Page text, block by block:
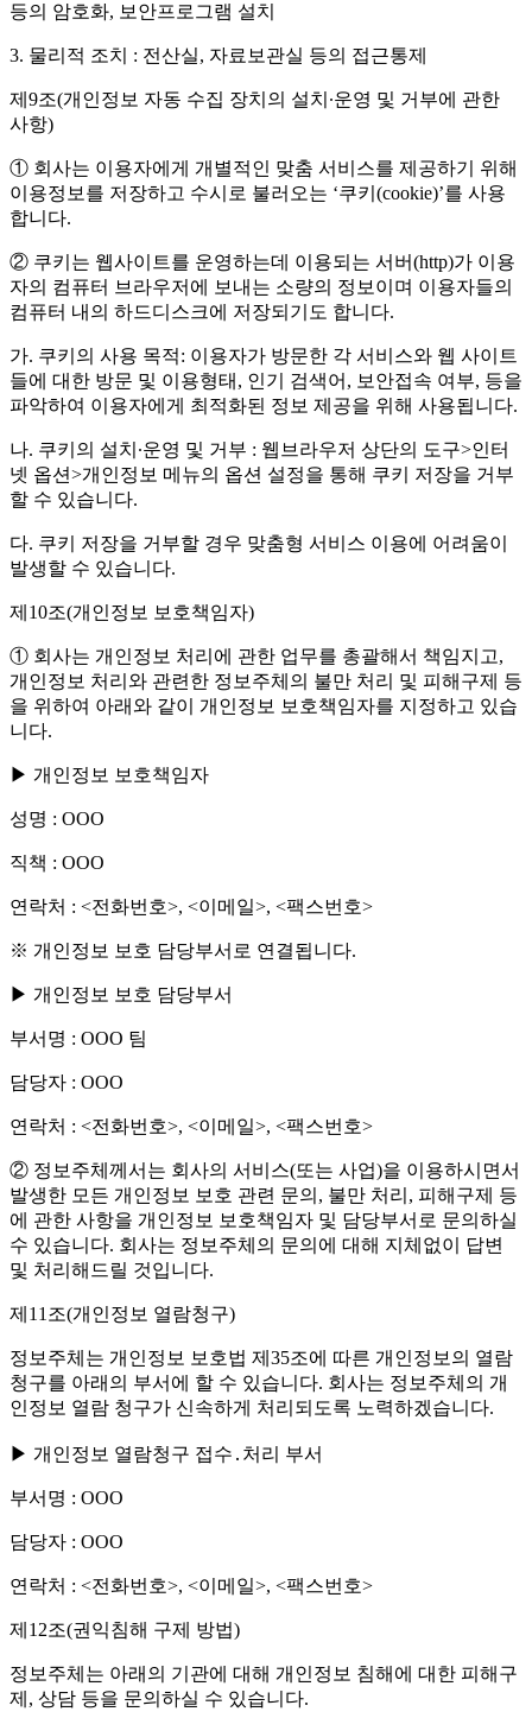
등의 암호화, 보안프로그램 설치
3. 물리적 조치 : 전산실, 자료보관실 등의 접근통제
제9조(개인정보 자동 수집 장치의 설치∙운영 및 거부에 관한
사항)
① 회사는 이용자에게 개별적인 맞춤 서비스를 제공하기 위해
이용정보를 저장하고 수시로 불러오는 ‘쿠키(cookie)’를 사용
합니다.
② 쿠키는 웹사이트를 운영하는데 이용되는 서버(http)가 이용
자의 컴퓨터 브라우저에 보내는 소량의 정보이며 이용자들의
컴퓨터 내의 하드디스크에 저장되기도 합니다.
가. 쿠키의 사용 목적: 이용자가 방문한 각 서비스와 웹 사이트
들에 대한 방문 및 이용형태, 인기 검색어, 보안접속 여부, 등을
파악하여 이용자에게 최적화된 정보 제공을 위해 사용됩니다.
나. 쿠키의 설치∙운영 및 거부 : 웹브라우저 상단의 도구>인터
넷 옵션>개인정보 메뉴의 옵션 설정을 통해 쿠키 저장을 거부
할 수 있습니다.
다. 쿠키 저장을 거부할 경우 맞춤형 서비스 이용에 어려움이
발생할 수 있습니다.
제10조(개인정보 보호책임자)
① 회사는 개인정보 처리에 관한 업무를 총괄해서 책임지고,
개인정보 처리와 관련한 정보주체의 불만 처리 및 피해구제 등
을 위하여 아래와 같이 개인정보 보호책임자를 지정하고 있습
니다.
▶ 개인정보 보호책임자
성명 : OOO
직책 : OOO
연락처 : <전화번호>, <이메일>, <팩스번호>
※ 개인정보 보호 담당부서로 연결됩니다.
▶ 개인정보 보호 담당부서
부서명 : OOO 팀
담당자 : OOO
연락처 : <전화번호>, <이메일>, <팩스번호>
② 정보주체께서는 회사의 서비스(또는 사업)을 이용하시면서
발생한 모든 개인정보 보호 관련 문의, 불만 처리, 피해구제 등
에 관한 사항을 개인정보 보호책임자 및 담당부서로 문의하실
수 있습니다. 회사는 정보주체의 문의에 대해 지체없이 답변
및 처리해드릴 것입니다.
제11조(개인정보 열람청구)
정보주체는 개인정보 보호법 제35조에 따른 개인정보의 열람
청구를 아래의 부서에 할 수 있습니다. 회사는 정보주체의 개
인정보 열람 청구가 신속하게 처리되도록 노력하겠습니다.
▶ 개인정보 열람청구 접수․처리 부서
부서명 : OOO
담당자 : OOO
연락처 : <전화번호>, <이메일>, <팩스번호>
제12조(권익침해 구제 방법)
정보주체는 아래의 기관에 대해 개인정보 침해에 대한 피해구
제, 상담 등을 문의하실 수 있습니다.